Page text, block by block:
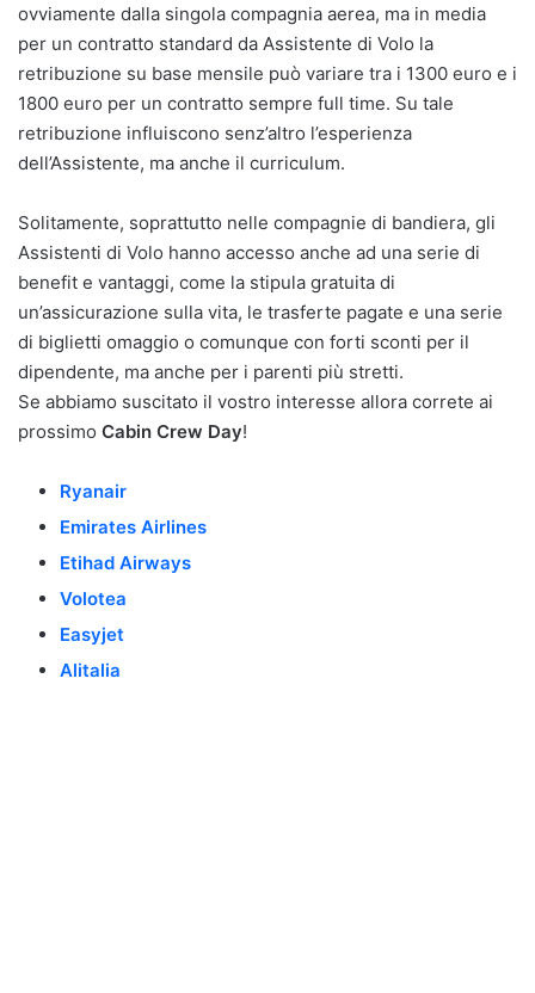
ovviamente dalla singola compagnia aerea, ma in media
per un contratto standard da Assistente di Volo la
retribuzione su base mensile può variare tra i 1300 euro e i
1800 euro per un contratto sempre full time. Su tale
retribuzione influiscono senz’altro l’esperienza
dell’Assistente, ma anche il curriculum.
Solitamente, soprattutto nelle compagnie di bandiera, gli
Assistenti di Volo hanno accesso anche ad una serie di
benefit e vantaggi, come la stipula gratuita di
un’assicurazione sulla vita, le trasferte pagate e una serie
di biglietti omaggio o comunque con forti sconti per il
dipendente, ma anche per i parenti più stretti.
Se abbiamo suscitato il vostro interesse allora correte ai
prossimo Cabin Crew Day!
Ryanair
Emirates Airlines
Etihad Airways
Volotea
Easyjet
Alitalia